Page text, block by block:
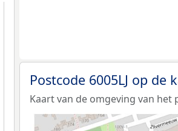
Postcode 6005LJ op de
Kaart van de omgeving van het